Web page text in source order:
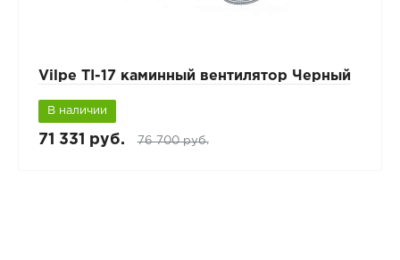
Vilpe TI-17 каминный вентилятор Черный
В наличии
71 331 руб. 76 700 руб.